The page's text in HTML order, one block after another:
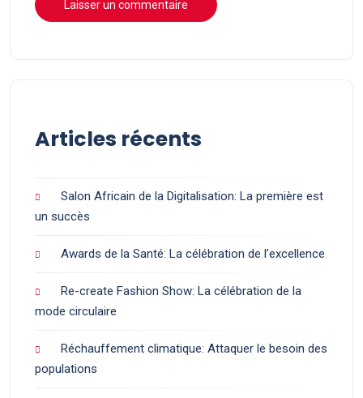
Articles récents
Salon Africain de la Digitalisation: La première est
un succès
Awards de la Santé: La célébration de l’excellence
Re-create Fashion Show: La célébration de la
mode circulaire
Réchauffement climatique: Attaquer le besoin des
populations